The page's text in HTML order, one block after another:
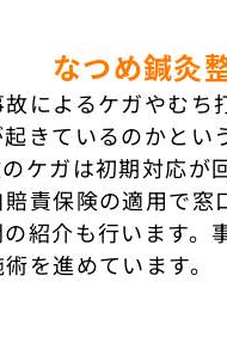
なつめ鍼灸
によるケガやむ
きているのかと
ケガは初期対応
責保険の適用で
紹介も行います。
を進めています。